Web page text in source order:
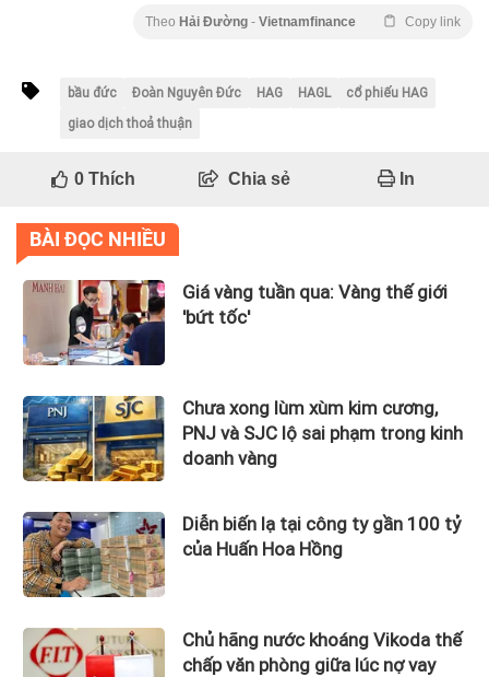
Theo Hải Đường - Vietnamfinance Copy link
bầu đức Đoàn Nguyên Đức HAG HAGL
cổ phiếu HAG
giao dịch thoả thuận
0Thích Chia sẻ In
BÀI ĐỌC NHIỀU
Giá vàng tuần qua: Vàng thế giới
'bứt tốc'
Chưa xong lùm xùm kim cương,
PNJ và SJC lộ sai phạm trong kinh
doanh vàng
Diễn biến lạ tại công ty gần 100 tỷ
của Huấn Hoa Hồng
Chủ hãng nước khoáng Vikoda thế
chấp văn phòng giữa lúc nợ vay